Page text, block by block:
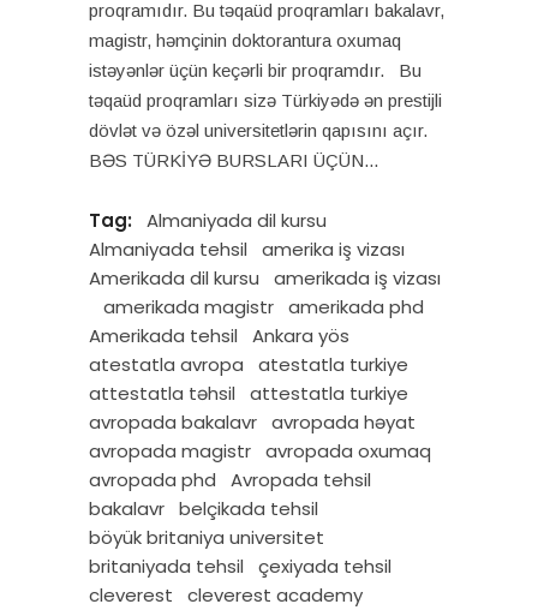
proqramıdır. Bu təqaüd proqramları bakalavr,
magistr, həmçinin doktorantura oxumaq
istəyənlər üçün keçərli bir proqramdır. Bu
təqaüd proqramları sizə Türkiyədə ən prestijli
dövlət və özəl universitetlərin qapısını açır.
BƏS TÜRKİYƏ BURSLARI ÜÇÜN
Tag:
Almaniyada dil kursu
Almaniyada tehsil
amerika iş vizası
Amerikada dil kursu
amerikada iş vizası
amerikada magistr amerikada phd
Amerikada tehsil
Ankara yös
atestatla avropa
atestatla turkiye
attestatla təhsil
attestatla turkiye
avropada bakalavr avropada həyat
avropada magistr avropada oxumaq
avropada phd
Avropada tehsil
bakalavr belçikada tehsil
böyük britaniya universitet
britaniyada tehsil
çexiyada tehsil
cleverest
cleverest academy